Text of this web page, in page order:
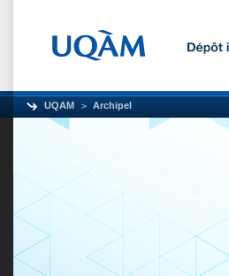
UQAM Archipel